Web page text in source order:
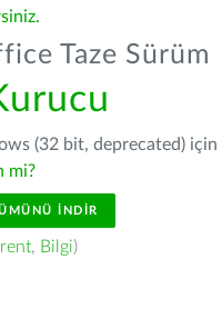
Taze Sürüm
(32 bit, deprecated)
mi?
İNDIR
, Bilgi)